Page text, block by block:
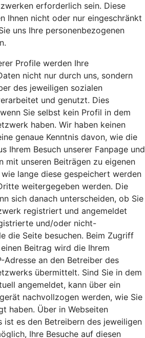
erforderlich sein. Diese
Ihnen nicht oder nur eingeschränkt
uns Ihre personenbezogenen
Profile werden Ihre
nicht nur durch uns, sondern
des jeweiligen sozialen
und genutzt. Dies
Sie selbst kein Profil in dem
haben. Wir haben keinen
genaue Kenntnis davon, wie die
Ihrem Besuch unserer Fanpage und
mit unseren Beiträgen zu eigenen
lange diese gespeichert werden
weitergegeben werden. Die
sich danach unterscheiden, ob Sie
registriert und angemeldet
und/oder nicht-
die Seite besuchen. Beim Zugriff
Beitrag wird die Ihrem
Adresse an den Betreiber des
übermittelt. Sind Sie in dem
angemeldet, kann über ein
nachvollzogen werden, wie Sie
haben. Über in Webseiten
ist es den Betreibern des jeweiligen
Ihre Besuche auf diesen